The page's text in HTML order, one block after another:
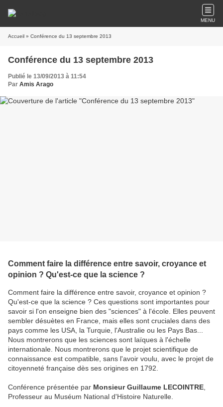
MENU
Accueil » Conférence du 13 septembre 2013
Conférence du 13 septembre 2013
Publié le 13/09/2013 à 11:54
Par Amis Arago
Comment faire la différence entre savoir, croyance et
opinion ? Qu'est-ce que la science ?
Comment faire la différence entre savoir, croyance et opinion ?
Qu'est-ce que la science ? Ces questions sont importantes pour
savoir si l'on enseigne bien des "sciences" à l'école. Elles peuvent
sembler désuètes en France, mais elles sont cruciales dans des
pays comme les USA, la Turquie, l'Australie ou les Pays Bas...
Nous montrerons que les sciences sont laïques à l'échelle
internationale. Nous montrerons que le projet scientifique de
connaissance est compatible, sans l'avoir voulu, avec le projet de
citoyenneté française dès ses origines en 1792.
Conférence présentée par Monsieur Guillaume LECOINTRE
Professeur au Muséum National d'Histoire Naturelle.